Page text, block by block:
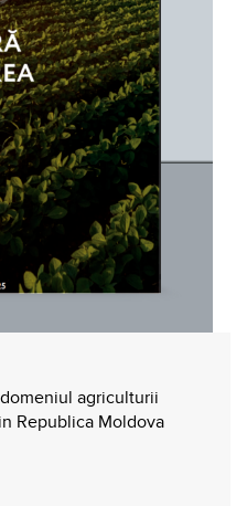
agriculturii
Republica Moldova